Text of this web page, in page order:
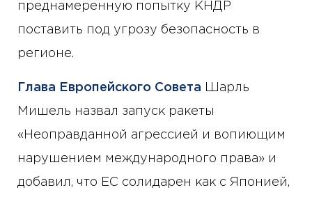
преднамеренную попытку КНДР
поставить под угрозу безопасность в
регионе.
Глава Европейского Совета Шарль
Мишель назвал запуск ракеты
«Неоправданной агрессией и вопиющим
нарушением международного права» и
добавил, что ЕС солидарен как с Японией,